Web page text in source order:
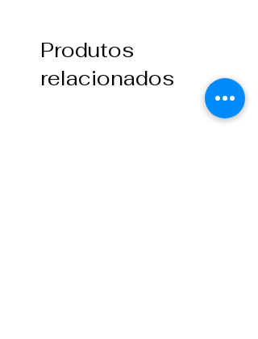
Produtos
relacionados